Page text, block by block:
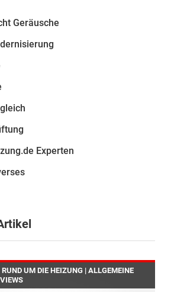
Geräusche
Experten
UM DIE HEIZUNG | ALLGEMEINE